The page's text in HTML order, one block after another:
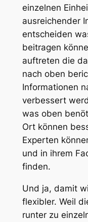
einzelnen
ausreichender
entscheiden
beitragen
auftreten die
nach oben
Informationen
verbessert
was oben
Ort können
Experten
und in ihrem
finden.
Und ja, damit
flexibler. Weil
runter zu